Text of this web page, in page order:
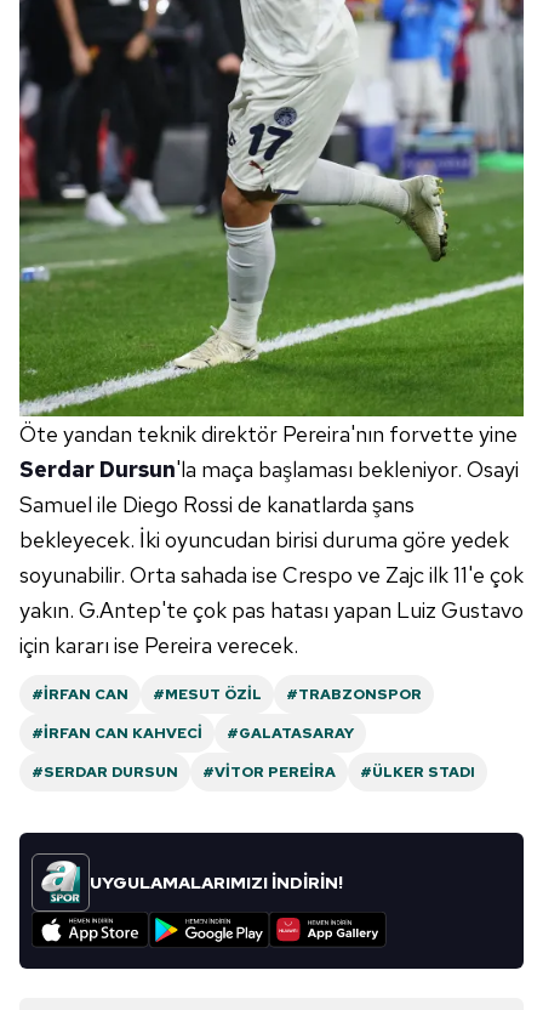
Öte yandan teknik direktör Pereira'nın forvette yine
Serdar Dursun'la maça başlaması bekleniyor. Osayi
Samuel ile Diego Rossi de kanatlarda şans
bekleyecek. İki oyuncudan birisi duruma göre yedek
soyunabilir. Orta sahada ise Crespo ve Zajc ilk 11'e çok
yakın. G.Antep'te çok pas hatası yapan Luiz Gustavo
için kararı ise Pereira verecek.
#İRFAN CAN #MESUT ÖZIL
#TRABZONSPOR
#İRFAN CAN KAHVECI
#GALATASARAY
#SERDAR DURSUN
#VITOR PEREIRA #ÜLKER STADI
UYGULAMALARIMIZI İNDİRİN!